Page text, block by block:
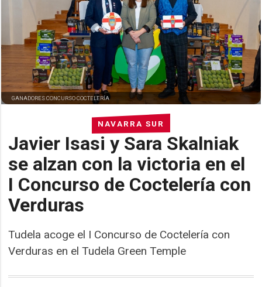
NAVARRA SUR
Javier Isasi y Sara Skalniak
se alzan con la victoria en el
I Concurso de Coctelería con
Verduras
Tudela acoge el I Concurso de Coctelería con
Verduras en el Tudela Green Temple
GANADORES CONCURSO COCTELERÍA